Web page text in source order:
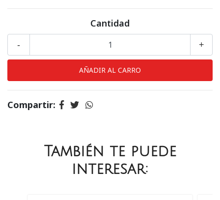
Cantidad
+
-
Compartir:
También te puede
interesar: